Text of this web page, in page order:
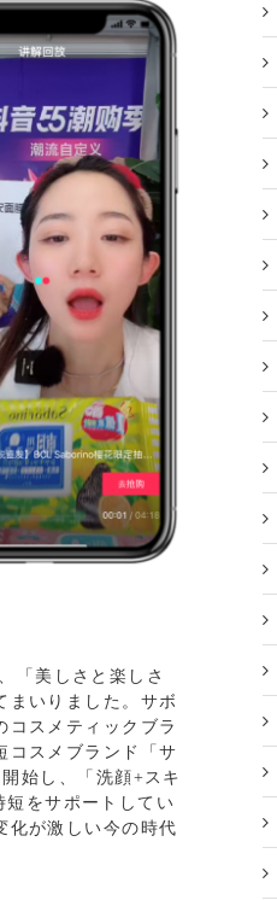
「美しさと楽しさ
まいりました。サボ
コスメティックブラ
コスメブランド「サ
始し、「洗顔+スキ
をサポートしてい
化が激しい今の時代